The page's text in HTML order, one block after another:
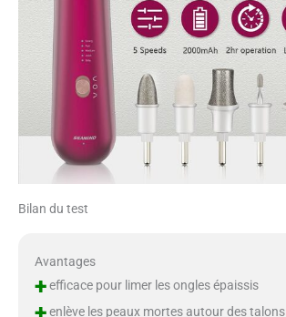
Bilan du test
Avantages
+efficace pour limer les ongles épaissis
enlève les peaux mortes autour des talons